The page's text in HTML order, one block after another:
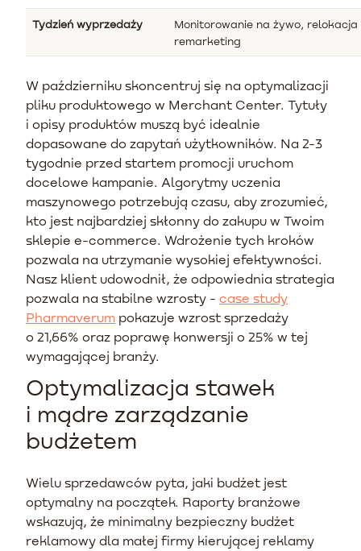
Tydzień wyprzedaży
Monitorowanie na żywo,
remarketing
W październiku skoncentruj się na optymalizacji
pliku produktowego w Merchant Center. Tytuły
i opisy produktów muszą być idealnie
dopasowane do zapytań użytkowników. Na 2-3
tygodnie przed startem promocji uruchom
docelowe kampanie. Algorytmy uczenia
maszynowego potrzebują czasu, aby zrozumieć,
kto jest najbardziej skłonny do zakupu w Twoim
sklepie e-commerce. Wdrożenie tych kroków
pozwala na utrzymanie wysokiej efektywności.
Nasz klient udowodnił, że odpowiednia strategia
pozwala na stabilne wzrosty - case study
Pharmaverum pokazuje wzrost sprzedaży
o 21,66% oraz poprawę konwersji o 25% w tej
wymagającej branży.
Optymalizacja stawek
i mądre zarządzanie
budżetem
Wielu sprzedawców pyta, jaki budżet jest
optymalny na początek. Raporty branżowe
wskazują, że minimalny bezpieczny budżet
reklamowy dla małej firmy kierującej reklamy